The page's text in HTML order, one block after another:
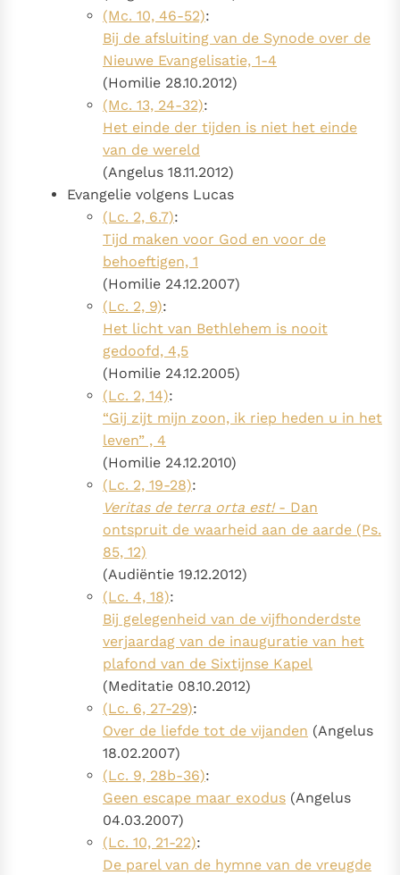
(Mc. 10, 46-52):
Bij de afsluiting van de Synode over de
Nieuwe Evangelisatie, 1-4
(Homilie 28.10.2012)
(Mc. 13, 24-32):
Het einde der tijden is niet het einde
van de wereld
(Angelus 18.11.2012)
Evangelie volgens Lucas
(Lc. 2, 6.7):
Tijd maken voor God en voor de
behoeftigen, 1
(Homilie 24.12.2007)
(Lc. 2, 9):
Het licht van Bethlehem is nooit
gedoofd, 4,5
(Homilie 24.12.2005)
(Lc. 2, 14):
“Gij zijt mijn zoon, ik riep heden u in het
leven” , 4
(Homilie 24.12.2010)
(Lc. 2, 19-28):
Veritas de terra orta est!- Dan
ontspruit de waarheid aan de aarde (Ps.
85, 12)
(Audiëntie 19.12.2012)
(Lc. 4, 18):
Bij gelegenheid van de vijfhonderdste
verjaardag van de inauguratie van het
plafond van de Sixtijnse Kapel
(Meditatie 08.10.2012)
(Lc. 6, 27-29):
Over de liefde tot de vijanden (Angelus
18.02.2007)
(Lc. 9, 28b-36):
Geen escape maar exodus (Angelus
04.03.2007)
(Lc. 10, 21-22):
De parel van de hymne van de vreugde